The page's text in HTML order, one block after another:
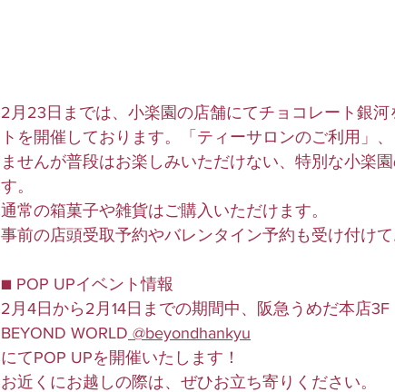
2月23日までは、小楽園の店舗にてチョコレート銀
トを開催しております。「ティーサロンのご利用」
ませんが普段はお楽しみいただけない、特別な小楽
す。
​通常の箱菓子や雑貨はご購入いただけます。
事前の店頭受取予約やバレンタイン予約も受け付けて
■ POP UPイベント情報
2月4日から2月14日までの期間中、阪急うめだ本店3F
BEYOND WORLD @beyondhankyu
にてPOP UPを開催いたします！
お近くにお越しの際は、ぜひお立ち寄りください。